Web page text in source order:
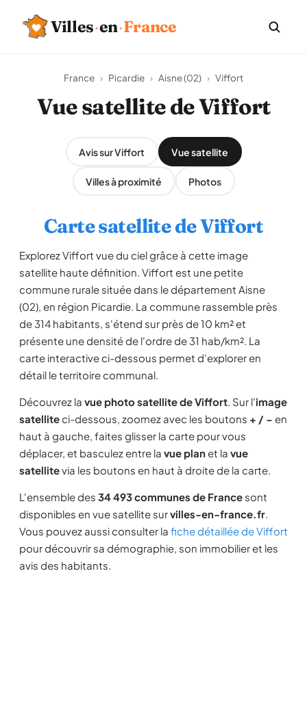
Villes·en·France
France › Picardie › Aisne (02) › Viffort
Vue satellite de Viffort
Avis sur Viffort Vue satellite
Villes à proximité Photos
Carte satellite de Viffort
Explorez Viffort vue du ciel grâce à cette image
satellite haute définition. Viffort est une petite
commune rurale située dans le département Aisne
(02), en région Picardie. La commune rassemble près
de 314 habitants, s'étend sur près de 10 km² et
présente une densité de l'ordre de 31 hab/km². La
carte interactive ci-dessous permet d'explorer en
détail le territoire communal.
Découvrez la vue photo satellite de Viffort. Sur l'image
satelliteci-dessous, zoomez avec les boutons + / − en
haut à gauche, faites glisser la carte pour vous
déplacer, et basculez entre la vue planet la vue
satellitevia les boutons en haut à droite de la carte.
L'ensemble des 34 493 communes de France sont
disponibles en vue satellite survilles-en-france.fr.
Vous pouvez aussi consulter la fiche détaillée de Viffort
pour découvrir sa démographie, son immobilier et les
avis des habitants.